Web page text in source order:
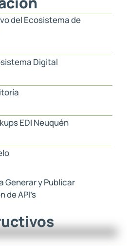
del Ecosistema de
Digital
EDI Neuquén
Generar y Publicar
de API’s